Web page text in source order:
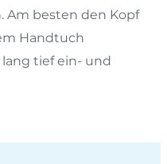
Am besten den Kopf
Handtuch
tief ein- und